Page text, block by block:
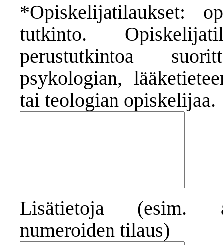
*Opiskelijatilaukset:
tutkinto.
perustutkintoa
psykologian,
tai teologian opiskelijaa.
Lisätietoja (esim.
numeroiden tilaus)